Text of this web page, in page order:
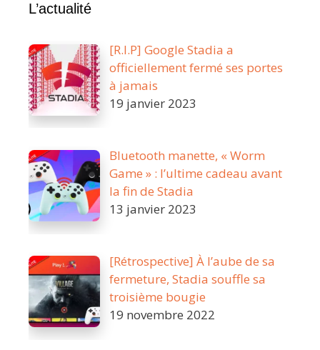
L’actualité
[R.I.P] Google Stadia a
officiellement fermé ses portes
à jamais
19 janvier 2023
Bluetooth manette, « Worm
Game » : l’ultime cadeau avant
la fin de Stadia
13 janvier 2023
[Rétrospective] À l’aube de sa
fermeture, Stadia souffle sa
troisième bougie
19 novembre 2022